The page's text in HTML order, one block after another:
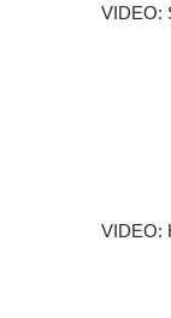
VIDEO:
VIDEO: